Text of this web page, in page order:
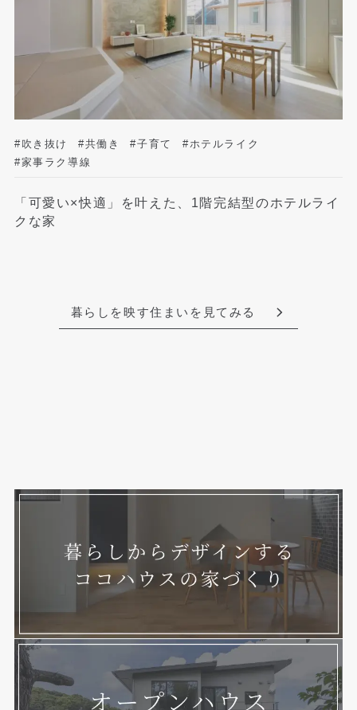
#吹き抜け #共働き #子育て
#ホテルライク
#家事ラク導線
「可愛い×快適」を叶えた、1階完結型のホテルライ
クな家
暮らしを映す住まいを見てみる